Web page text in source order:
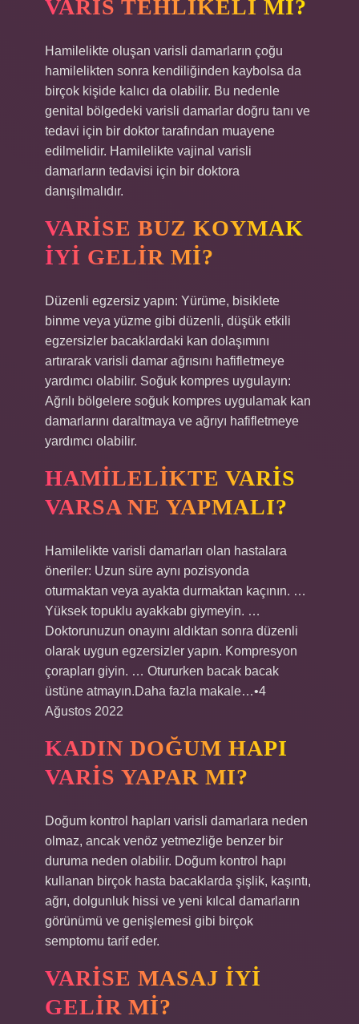
VARIS TEHLIKELI MI?
Hamilelikte oluşan varisli damarların çoğu
hamilelikten sonra kendiliğinden kaybolsa da
birçok kişide kalıcı da olabilir. Bu nedenle
genital bölgedeki varisli damarlar doğru tanı ve
tedavi için bir doktor tarafından muayene
edilmelidir. Hamilelikte vajinal varisli
damarların tedavisi için bir doktora
danışılmalıdır.
VARISE BUZ KOYMAK
IYI GELIR MI?
Düzenli egzersiz yapın: Yürüme, bisiklete
binme veya yüzme gibi düzenli, düşük etkili
egzersizler bacaklardaki kan dolaşımını
artırarak varisli damar ağrısını hafifletmeye
yardımcı olabilir. Soğuk kompres uygulayın:
Ağrılı bölgelere soğuk kompres uygulamak kan
damarlarını daraltmaya ve ağrıyı hafifletmeye
yardımcı olabilir.
HAMILELIKTE VARIS
VARSA NE YAPMALI?
Hamilelikte varisli damarları olan hastalara
öneriler: Uzun süre aynı pozisyonda
oturmaktan veya ayakta durmaktan kaçının. …
Yüksek topuklu ayakkabı giymeyin. …
Doktorunuzun onayını aldıktan sonra düzenli
olarak uygun egzersizler yapın. Kompresyon
çorapları giyin. … Otururken bacak bacak
üstüne atmayın.Daha fazla makale…•4
Ağustos 2022
KADIN DOĞUM HAPI
VARIS YAPAR MI?
Doğum kontrol hapları varisli damarlara neden
olmaz, ancak venöz yetmezliğe benzer bir
duruma neden olabilir. Doğum kontrol hapı
kullanan birçok hasta bacaklarda şişlik, kaşıntı,
ağrı, dolgunluk hissi ve yeni kılcal damarların
görünümü ve genişlemesi gibi birçok
semptomu tarif eder.
VARISE MASAJ IYI
GELIR MI?